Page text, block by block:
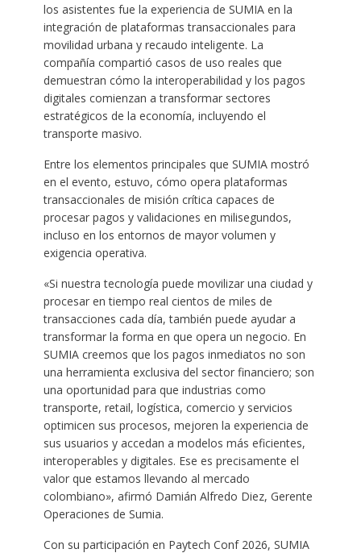
los asistentes fue la experiencia de SUMIA en la
integración de plataformas transaccionales para
movilidad urbana y recaudo inteligente. La
compañía compartió casos de uso reales que
demuestran cómo la interoperabilidad y los pagos
digitales comienzan a transformar sectores
estratégicos de la economía, incluyendo el
transporte masivo.
Entre los elementos principales que SUMIA mostró
en el evento, estuvo, cómo opera plataformas
transaccionales de misión crítica capaces de
procesar pagos y validaciones en milisegundos,
incluso en los entornos de mayor volumen y
exigencia operativa.
«Si nuestra tecnología puede movilizar una ciudad y
procesar en tiempo real cientos de miles de
transacciones cada día, también puede ayudar a
transformar la forma en que opera un negocio. En
SUMIA creemos que los pagos inmediatos no son
una herramienta exclusiva del sector financiero; son
una oportunidad para que industrias como
transporte, retail, logística, comercio y servicios
optimicen sus procesos, mejoren la experiencia de
sus usuarios y accedan a modelos más eficientes,
interoperables y digitales. Ese es precisamente el
valor que estamos llevando al mercado
colombiano», afirmó Damián Alfredo Diez, Gerente
Operaciones de Sumia.
Con su participación en Paytech Conf 2026, SUMIA